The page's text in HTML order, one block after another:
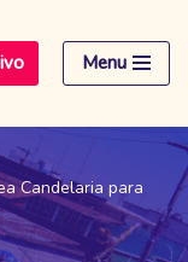
Menu
Candelaria para